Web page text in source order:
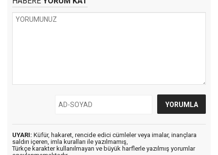
UYARI: Küfür, hakaret, rencide edici cümleler veya imalar, inançlara
saldırı içeren, imla kuralları ile yazılmamış,
Türkçe karakter kullanılmayan ve büyük harflerle yazılmış yorumlar